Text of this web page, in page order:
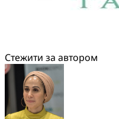
Стежити за автором